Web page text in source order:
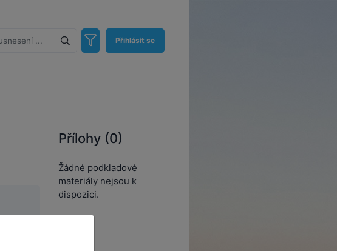
Přihlásit se
Přílohy (0)
Žádné podkladové
materiály nejsou k
dispozici.